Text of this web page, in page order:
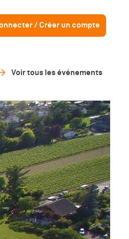
/ Créer un compte
Voir tous les événements